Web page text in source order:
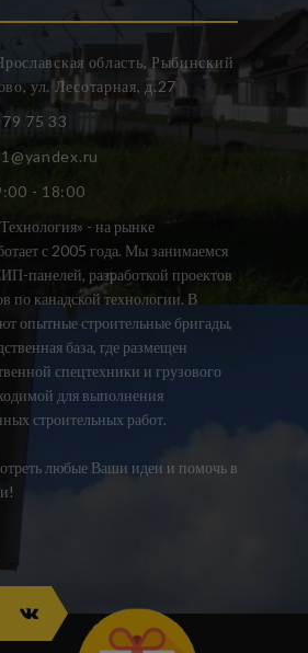
область, Рыбинский
ул. Лесотарная, д.27
75 33
- 18:00
- на рынке
с 2005 года. Мы занимаемся
панелей, разработкой проектов
по канадской технологии. В
опытные строительные бригады,
база, где размещен
спецтехники и грузового
для выполнения
строительных работ.
любые Ваши идеи и помочь в